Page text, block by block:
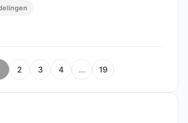
2 3 4 … 19